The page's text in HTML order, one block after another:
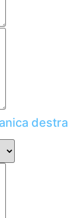
destra